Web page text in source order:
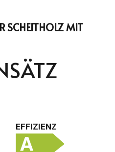
SCHEITHOLZ MIT
EFFIZIENZ